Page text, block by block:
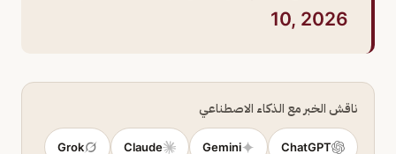
10, 2026
ناقش الخبر مع الذكاء الاصطناعي
ChatGPT
Gemini
Claude
Grok